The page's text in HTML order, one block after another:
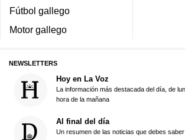
Fútbol gallego
Motor gallego
NEWSLETTERS
Hoy en La Voz
La información más destacada del día, de
hora de la mañana
Al final del día
Un resumen de las noticias que debes